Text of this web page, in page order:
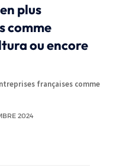
plus
comme
ou encore
françaises comme
2024